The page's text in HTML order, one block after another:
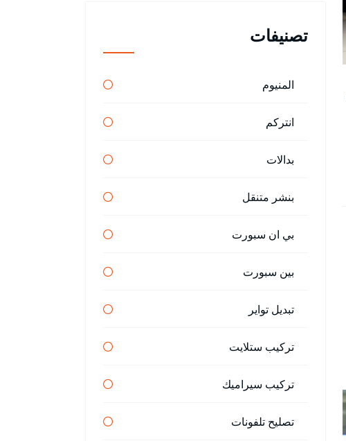
تصنيفات
المنيوم
انتركم
بدالات
بنشر متنقل
بي ان سبورت
بين سبورت
تبديل تواير
تركيب ستلايت
تركيب سيراميك
تصليح تلفونات